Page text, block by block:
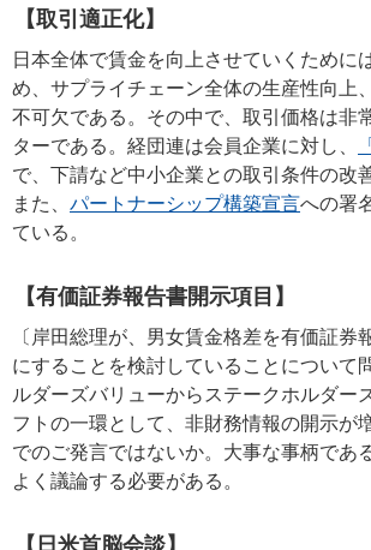
【取引適正化】
日本全体で賃金を向上させていくために
め、サプライチェーン全体の生産性向上
不可欠である。その中で、取引価格は非
ターである。経団連は会員企業に対し、
で、下請など中小企業との取引条件の改
また、 パートナーシップ構築宣言への署
ている。
【有価証券報告書開示項目】
〔岸田総理が、男女賃金格差を有価証券
にすることを検討していることについて
ルダーズバリューからステークホルダー
フトの一環として、非財務情報の開示が
でのご発言ではないか。大事な事柄であ
よく議論する必要がある。
【日米首脳会談】